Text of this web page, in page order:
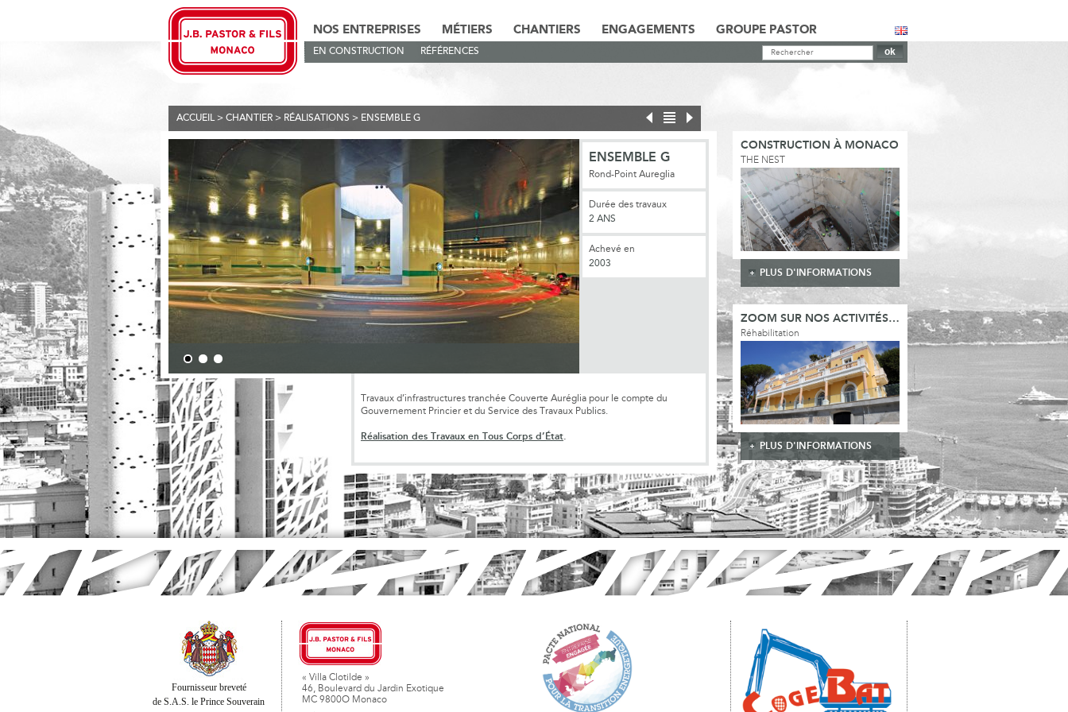
NOS ENTREPRISES MÉTIERS CHANTIERS ENGAGEMENTS GROUPE PASTOR
EN CONSTRUCTION RÉFÉRENCES
ACCUEIL > CHANTIER > RÉALISATIONS > ENSEMBLE G
ENSEMBLE G
Rond-Point Aureglia
Durée des travaux
2 ANS
Achevé en
2003
Travaux d’infrastructures tranchée Couverte Auréglia pour le compte du
Gouvernement Princier et du Service des Travaux Publics.
Réalisation des Travaux en Tous Corps d’État.
CONSTRUCTION À MONACO
THE NEST
PLUS D'INFORMATIONS
ZOOM SUR NOS ACTIVITÉS…
Réhabilitation
PLUS D'INFORMATIONS
Fournisseur breveté
de S.A.S. le Prince Souverain
« Villa Clotilde »
46, Boulevard du Jardin Exotique
MC 9800O Monaco